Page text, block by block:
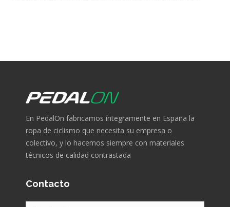
En PedalOn fabricamos íntegramente en España la
ropa de ciclismo que necesita su empresa o
colectivo, y lo hacemos siempre con materiales
técnicos de calidad contrastada
Contacto